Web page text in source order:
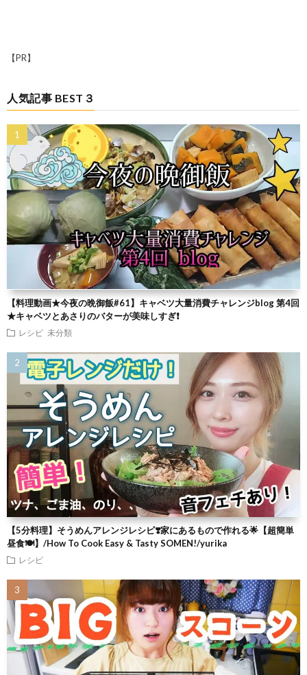
【PR】
人気記事 BEST３
【料理動画★今夜の晩御飯#61】キャベツ大量消費チャレンジblog 第4回
★キャベツとあさりのバターが美味しすぎ❗
レシピ 未分類
【5分料理】そうめんアレンジレシピ❣️家にあるもので作れる🌟【超簡単
昼食🍽】/How To Cook Easy & Tasty SOMEN!/yurika
レシピ